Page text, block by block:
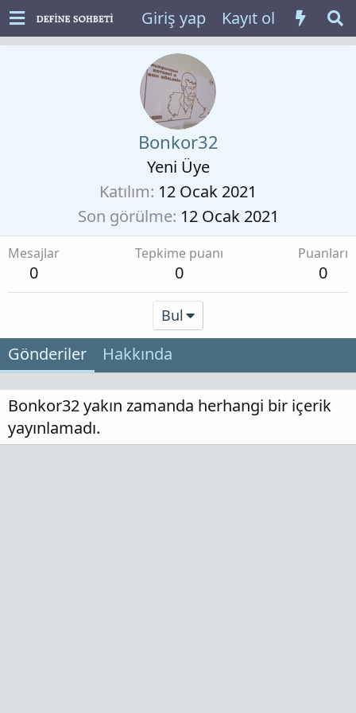
Giriş yap Kayıt ol
Bonkor32
Yeni Üye
Katılım 12 Ocak 2021
Son görülme 12 Ocak 2021
Mesajlar
0
Tepkime puanı
0
Puanları
0
Bul
Gönderiler Hakkında
Bonkor32 yakın zamanda herhangi bir içerik
yayınlamadı.